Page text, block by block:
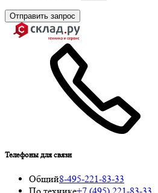
Отправить запрос
Телефоны для связи
Общий8-495-221-83-33